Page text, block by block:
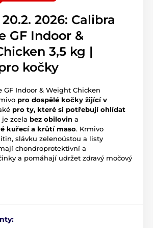
2026: Calibra
GF Indoor &
3,5 kg |
kočky
GF Indoor & Weight Chicken
pro dospělé kočky žijící v
pro ty, které si potřebují ohlídat
je zcela bez obilovin a
kuřecí a krůtí maso. Krmivo
slávku zelenoústou a listy
chondroprotektivní a
a pomáhají udržet zdravý močový